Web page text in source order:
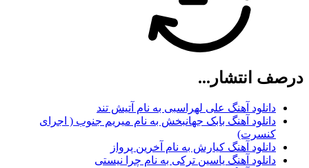
درصف انتشار...
دانلود آهنگ علی لهراسبی به نام آتیش تند
دانلود آهنگ بابک جهانبخش به نام میریم جنوب ( اجرای
کنسرت)
دانلود آهنگ کیارش به نام آخرین پرواز
دانلود آهنگ یاسین ترکی به نام چرا نیستی